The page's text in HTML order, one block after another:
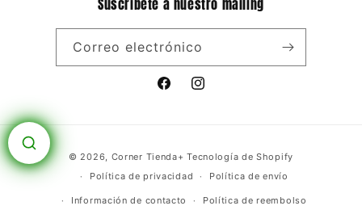
Suscribete a nuestro mailing
Correo electrónico
FacebookInstagram
de
© 2026, Corner Tienda+ Tecnología de Shopify
Política de privacidad
Política de envío
Información de contacto Política de reembolso